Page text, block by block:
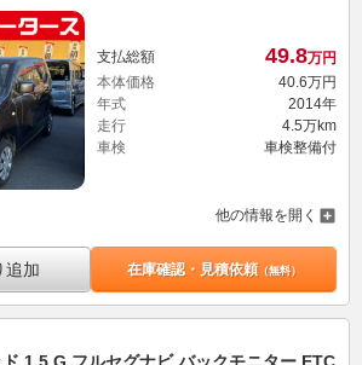
支払総額 49.8万円
本体価格
40. 6万円
年式
2014年
走行
4.5万km
車検
車検整備付
他の情報を開く
追加 在庫確認・見積依頼（無料）